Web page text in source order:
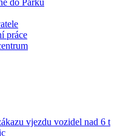
do Parku
práce
vjezdu vozidel nad 6 t